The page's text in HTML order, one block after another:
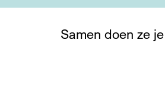
Samen doen ze